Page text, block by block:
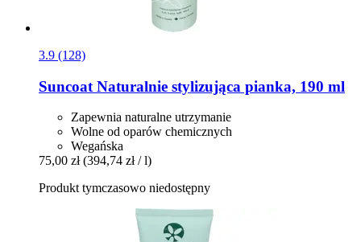
3.9 (128)
Suncoat Naturalnie stylizująca pianka, 190 ml
Zapewnia naturalne utrzymanie
Wolne od oparów chemicznych
Wegańska
75,00 zł (394,74 zł / l)
Produkt tymczasowo niedostępny